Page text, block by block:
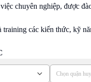
chuyên nghiệp, được
các kiến thức, kỹ
Chọn quận